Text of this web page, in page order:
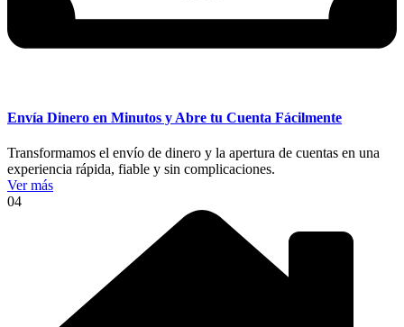
Envía Dinero en Minutos y Abre tu Cuenta Fácilmente
Transformamos el envío de dinero y la apertura de cuentas en una
experiencia rápida, fiable y sin complicaciones.
Ver más
04